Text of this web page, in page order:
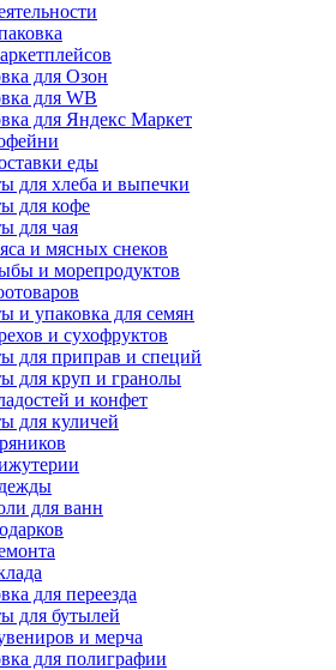
для Озон
для WB
для Яндекс Маркет
еды
для хлеба и выпечки
для кофе
для чая
и мясных снеков
и морепродуктов
и упаковка для семян
и сухофруктов
для приправ и специй
для круп и гранолы
и конфет
для куличей
для ванн
для переезда
для бутылей
и мерча
для полиграфии